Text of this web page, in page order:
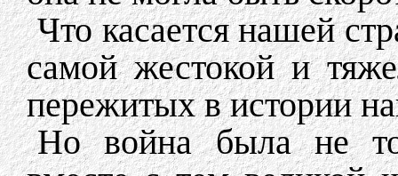
Что касается нашей
самой жестокой и
пережитых в истории
Но война была не